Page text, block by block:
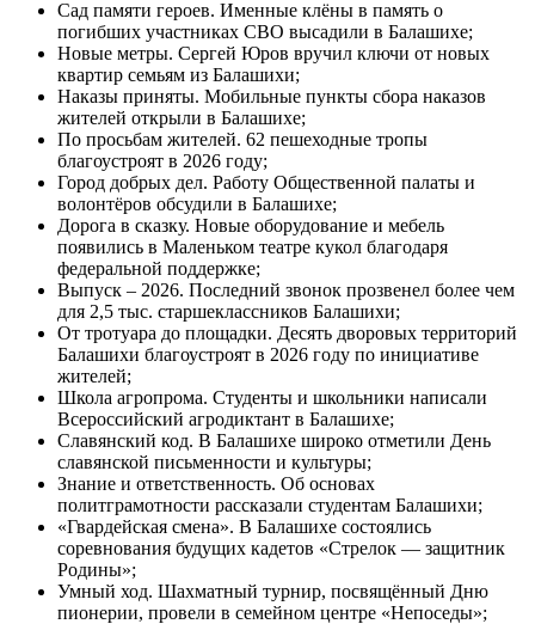
Сад памяти героев. Именные клёны в память о
погибших участниках СВО высадили в Балашихе;
Новые метры. Сергей Юров вручил ключи от новых
квартир семьям из Балашихи;
Наказы приняты. Мобильные пункты сбора наказов
жителей открыли в Балашихе;
По просьбам жителей. 62 пешеходные тропы
благоустроят в 2026 году;
Город добрых дел. Работу Общественной палаты и
волонтёров обсудили в Балашихе;
Дорога в сказку. Новые оборудование и мебель
появились в Маленьком театре кукол благодаря
федеральной поддержке;
Выпуск – 2026. Последний звонок прозвенел более чем
для 2,5 тыс. старшеклассников Балашихи;
От тротуара до площадки. Десять дворовых территорий
Балашихи благоустроят в 2026 году по инициативе
жителей;
Школа агропрома. Студенты и школьники написали
Всероссийский агродиктант в Балашихе;
Славянский код. В Балашихе широко отметили День
славянской письменности и культуры;
Знание и ответственность. Об основах
политграмотности рассказали студентам Балашихи;
«Гвардейская смена». В Балашихе состоялись
соревнования будущих кадетов «Стрелок — защитник
Родины»;
Умный ход. Шахматный турнир, посвящённый Дню
пионерии, провели в семейном центре «Непоседы»;